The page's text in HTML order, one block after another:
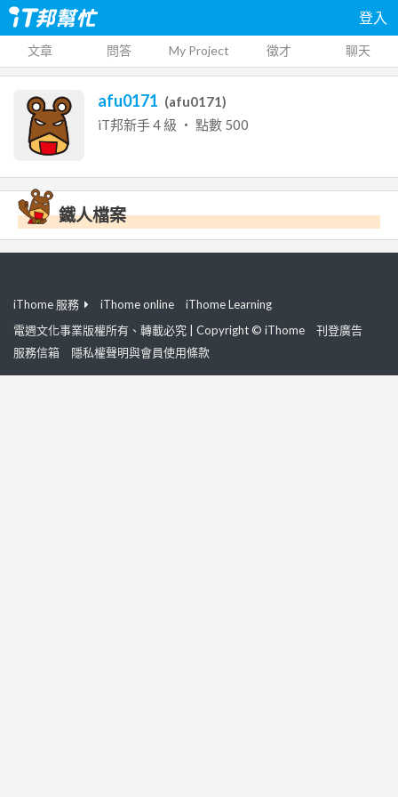
登入
文章 問答 My Project 徵才 聊天
afu0171 (afu0171)
iT邦新手4 級 ‧ 點數 500
鐵人檔案
iThome 服務 iThome online
iThome Learning
電週文化事業版權所有、轉載必究 | Copyright © iThome
刊登廣告
服務信箱
隱私權聲明與會員使用條款